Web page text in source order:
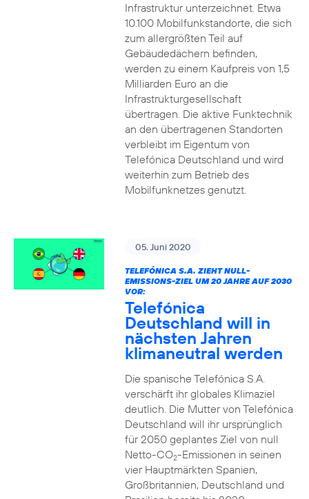
Infrastruktur unterzeichnet. Etwa
10.100 Mobilfunkstandorte, die sich
zum allergrößten Teil auf
Gebäudedächern befinden,
werden zu einem Kaufpreis von 1,5
Milliarden Euro an die
Infrastrukturgesellschaft
übertragen. Die aktive Funktechnik
an den übertragenen Standorten
verbleibt im Eigentum von
Telefónica Deutschland und wird
weiterhin zum Betrieb des
Mobilfunknetzes genutzt.
05. Juni 2020
TELEFÓNICA S.A. ZIEHT NULL-
EMISSIONS-ZIEL UM 20 JAHRE AUF 2030
VOR:
Telefónica
Deutschland will in
nächsten Jahren
klimaneutral werden
Die spanische Telefónica S.A.
verschärft ihr globales Klimaziel
deutlich. Die Mutter von Telefónica
Deutschland will ihr ursprünglich
für 2050 geplantes Ziel von null
Netto-CO2-Emissionen in seinen
vier Hauptmärkten Spanien,
Großbritannien, Deutschland und